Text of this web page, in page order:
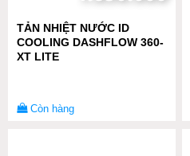
TẢN NHIỆT NƯỚC ID
COOLING DASHFLOW 360-
XT LITE
Còn hàng